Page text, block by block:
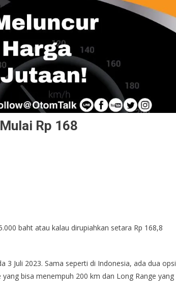
Rp 168
baht atau kalau dirupiahkan setara Rp 168,8
3 Juli 2023. Sama seperti di Indonesia, ada dua opsi
bisa menempuh 200 km dan Long Range yang